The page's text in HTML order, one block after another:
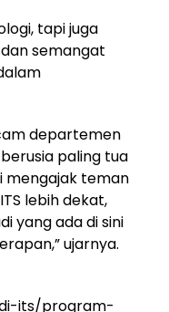
tapi juga
semangat
departemen
paling tua
mengajak teman
lebih dekat,
yang ada di sini
ujarnya.
its/program-